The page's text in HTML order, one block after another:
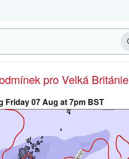
pro Velká Británie
Friday 07 Aug at 7pm BST